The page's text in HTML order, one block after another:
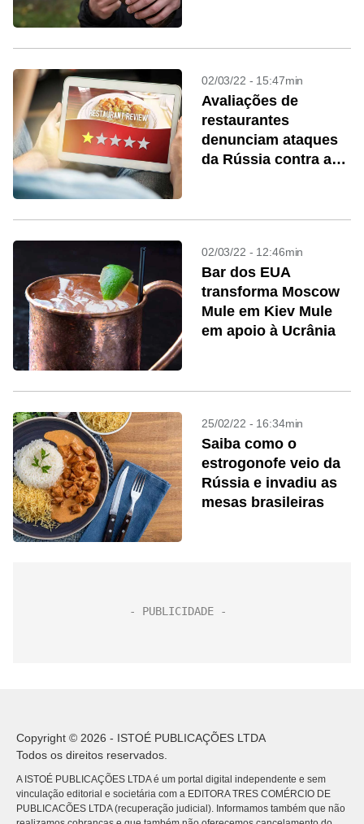
02/03/22 - 15:47min
Avaliações de
restaurantes
denunciam ataques
da Rússia contra a
02/03/22 - 12:46min
Bar dos EUA
transforma Moscow
Mule em Kiev Mule
em apoio à Ucrânia
25/02/22 - 16:34min
Saiba como o
estrogonofe veio da
Rússia e invadiu as
mesas brasileiras
Copyright © 2026 - ISTOÉ PUBLICAÇÕES LTDA
Todos os direitos reservados.
A ISTOÉ PUBLICAÇÕES LTDA é um portal digital independente e sem
vinculação editorial e societária com a EDITORA TRES COMÉRCIO DE
PUBLICACÕES LTDA (recuperação judicial). Informamos também que não